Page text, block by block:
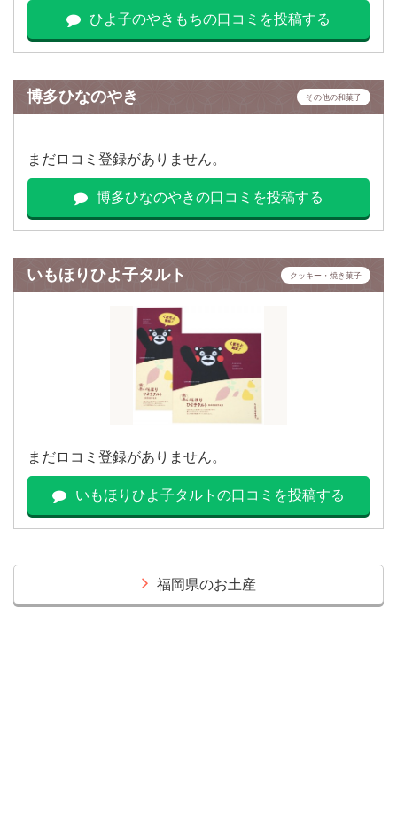
ひよ子のやきもちの口コミを投稿する
博多ひなのやき その他の和菓子
まだロコミ登録がありません。
博多ひなのやきの口コミを投稿する
いもほりひよ子タルト クッキー・焼き菓子
まだロコミ登録がありません。
いもほりひよ子タルトの口コミを投稿する
福岡県のお土産